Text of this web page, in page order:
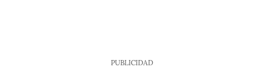
PUBLICIDAD